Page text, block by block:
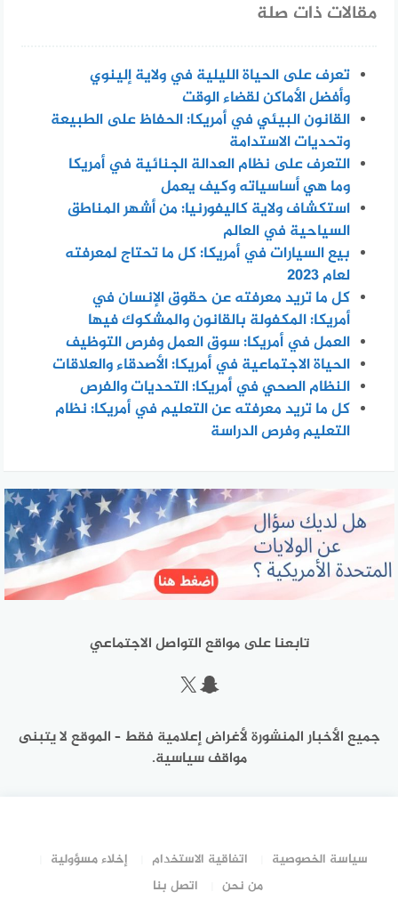
مقالات ذات صلة
تعرف على الحياة الليلية في ولاية إلينوي
وأفضل الأماكن لقضاء الوقت
القانون البيئي في أمريكا: الحفاظ على الطبيعة
وتحديات الاستدامة
التعرف على نظام العدالة الجنائية في أمريكا
وما هي أساسياته وكيف يعمل
استكشاف ولاية كاليفورنيا: من أشهر المناطق
السياحية في العالم
بيع السيارات في أمريكا: كل ما تحتاج لمعرفته
لعام 2023
كل ما تريد معرفته عن حقوق الإنسان في
أمريكا: المكفولة بالقانون والمشكوك فيها
العمل في أمريكا: سوق العمل وفرص التوظيف
الحياة الاجتماعية في أمريكا: الأصدقاء والعلاقات
النظام الصحي في أمريكا: التحديات والفرص
كل ما تريد معرفته عن التعليم في أمريكا: نظام
التعليم وفرص الدراسة
تابعنا على مواقع التواصل الاجتماعي
سناب شات
إكس
جميع الأخبار المنشورة لأغراض إعلامية فقط – الموقع لا يتبنى
مواقف سياسية.
سياسة الخصوصية اتفاقية الاستخدام
إخلاء مسؤولية
من نحن
اتصل بنا